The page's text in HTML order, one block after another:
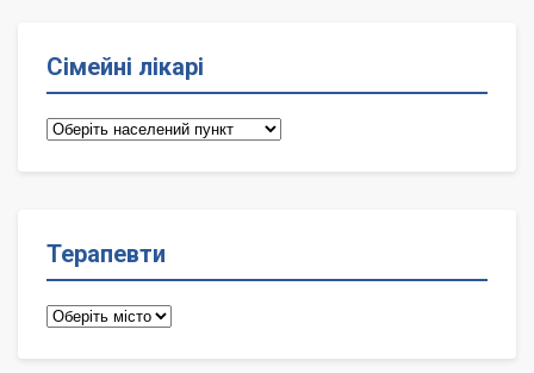
Сімейні лікарі
Сімейні
Терапевти
Терапевти